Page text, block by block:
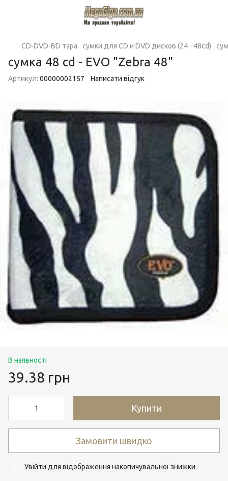
CD-DVD-BD тара сумки для CD и DVD дисков (24 - 48cd)
сумка 48 cd - EVO "Zebra 48"
Артикул: 00000002157 Написати відгук
В наявності
39.38 грн
Купити
Замовити швидко
Увійти для відображення накопичувальної знижки